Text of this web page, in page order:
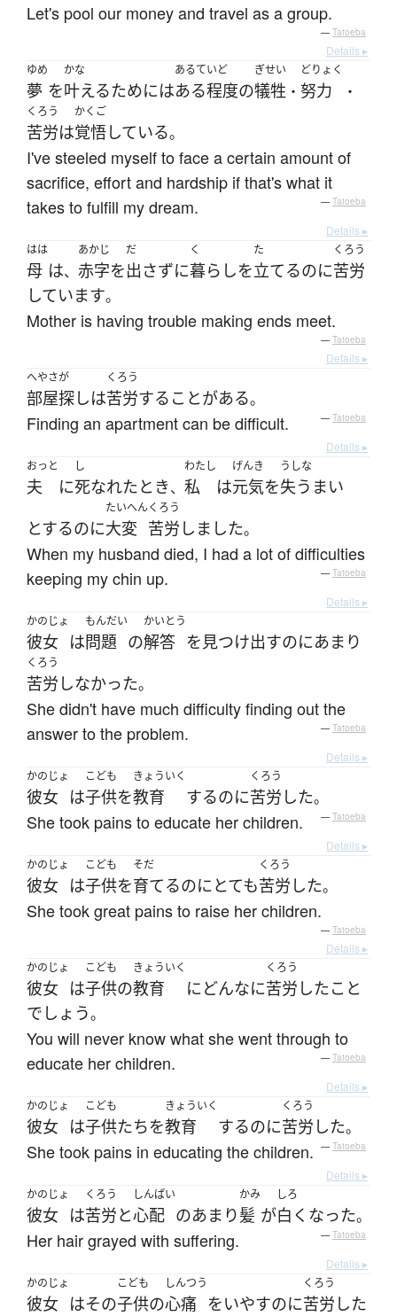
Let's pool our money and travel as a group.
— Tatoeba
Details ▸
ゆめ
夢 を
かな
叶えるためには
あるていど
ある程度の
ぎせい
犠牲 ・
どりょく
努力 ・
くろう
苦労は
かくご
覚悟している。
I've steeled myself to face a certain amount of
sacrifice, effort and hardship if that's what it
takes to fulfill my dream.
— Tatoeba
Details ▸
はは
母 は、
あかじ
赤字を
だ
出さずに
く
暮らしを
た
立てるのに
くろう
苦労
しています。
Mother is having trouble making ends meet.
— Tatoeba
Details ▸
へやさが
部屋探しは
くろう
苦労する ことがある。
Finding an apartment can be difficult. — Tatoeba
Details ▸
おっと
夫 に
し
死なれたとき、
わたし
私 は
げんき
元気を
うしな
失う まい
とするのに
たいへん
大変
くろう
苦労 しました。
When my husband died, I had a lot of difficulties
keeping my chin up.
— Tatoeba
Details ▸
かのじょ
彼女 は
もんだい
問題 の
かいとう
解答 を見つけ出すのにあまり
くろう
苦労 しなかった。
She didn't have much difficulty finding out the
answer to the problem.
— Tatoeba
Details ▸
かのじょ
彼女 は
こども
子供を
きょういく
教育 するのに
くろう
苦労 した。
She took pains to educate her children. — Tatoeba
Details ▸
かのじょ
彼女 は
こども
子供を
そだ
育てるのにとても
くろう
苦労 した。
She took great pains to raise her children.
— Tatoeba
Details ▸
かのじょ
彼女 は
こども
子供の
きょういく
教育 にどんなに
くろう
苦労 したこと
でしょう。
You will never know what she went through to
educate her children.
— Tatoeba
Details ▸
かのじょ
彼女 は
こども
子供たちを
きょういく
教育 するのに
くろう
苦労 した。
She took pains in educating the children. — Tatoeba
Details ▸
かのじょ
彼女 は
くろう
苦労と
しんぱい
心配 のあまり
かみ
髪 が
しろ
白く なった。
Her hair grayed with suffering. — Tatoeba
Details ▸
かのじょ
彼女 はその
こども
子供の
しんつう
心痛 をいやすのに
くろう
苦労 した